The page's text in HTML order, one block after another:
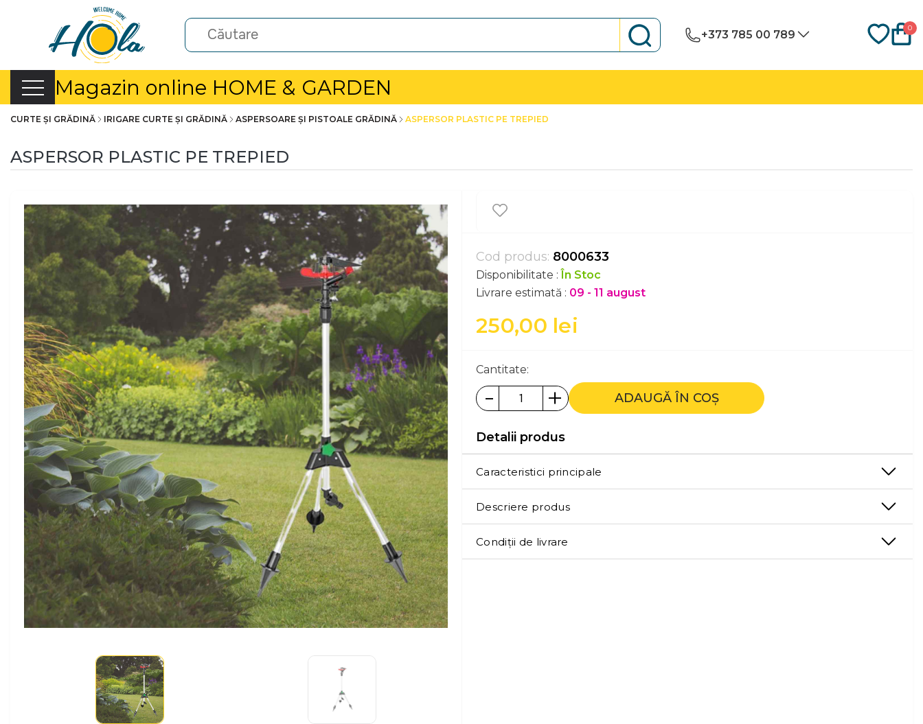
+373 785 00 789
0
Magazin online HOME & GARDEN
CURTE ȘI GRĂDINĂ IRIGARE CURTE ȘI GRĂDINĂ ASPERSOARE ȘI PISTOALE GRĂDINĂ ASPERSOR PLASTIC PE TREPIED
ASPERSOR PLASTIC PE TREPIED
Cod produs: 8000633
Disponibilitate :În Stoc
Livrare estimată : 09 - 11 august
250,00 lei
Cantitate:
- + ADAUGĂ ÎN COȘ
Detalii produs
Caracteristici principale
Descriere produs
Condiții de livrare